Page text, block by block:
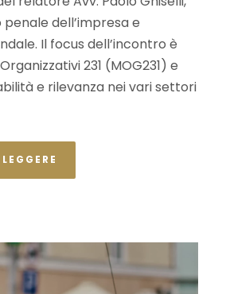
dell’impresa e
Il focus dell’incontro è
231 (MOG231) e
e rilevanza nei vari settori